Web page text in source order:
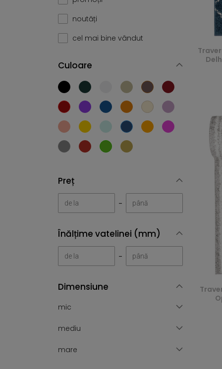
noutăți
cel mai bine vândut
Culoare
Preț
-
Înălțime vatelinei (mm)
-
Dimensiune
mic
mediu
mare